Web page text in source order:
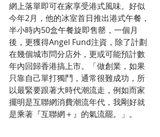
網上落單即可在家享受港式風味。好似
今年2月，他的冰室首日推出港式午餐，
半小時內50盒午餐旋即售罄，一個月
後，更獲得Angel Fund注資，除了計劃
在幾個城市問分店外，更或可能預計數
年內回歸香港搞上市。「做創業，如果
只靠自己單打獨鬥，通常很難成功，所
以最緊要跟著大時代潮流走，例如而家
擺明是互聯網消費潮流年代，我剛好就
是乘著『互聯網＋』的氣流罷。」。